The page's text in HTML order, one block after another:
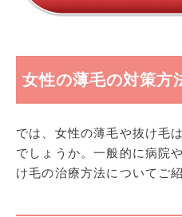
女性の薄毛の対策方
では、女性の薄毛や抜け毛
でしょうか。一般的に病院
け毛の治療方法についてご